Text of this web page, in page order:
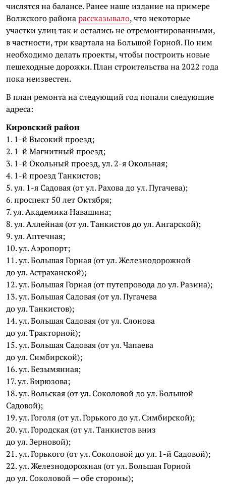
числятся на балансе. Ранее наше издание на примере
Волжского районарассказывало, что некоторые
участки улиц так и остались не отремонтированными,
в частности, три квартала на Большой Горной. По ним
необходимо делать проекты, чтобы построить новые
пешеходные дорожки. План строительства на 2022 года
пока неизвестен.
В план ремонта на следующий год попали следующие
адреса:
Кировский район
1. 1-й Высокий проезд;
2. 1-й Магнитный проезд;
3. 1-й Окольный проезд, ул. 2-я Окольная;
4. 1-й проезд Танкистов;
5. ул. 1-я Садовая (от ул. Рахова до ул. Пугачева);
6. проспект 50 лет Октября;
7. ул. Академика Навашина;
8. ул. Аллейная (от ул. Танкистов до ул. Ангарской);
9. ул. Аптечная;
10. ул. Аэропорт;
11. ул. Большая Горная (от ул. Железнодорожной
до ул. Астраханской);
12. ул. Большая Горная (от путепровода до ул. Разина);
13. ул. Большая Садовая (от ул. Пугачева
до ул. Танкистов);
14. ул. Большая Садовая (от ул. Слонова
до ул. Тракторной);
15. ул. Большая Садовая (от ул. Чапаева
до ул. Симбирской);
16. ул. Безымянная;
17. ул. Бирюзова;
18. ул. Вольская (от ул. Соколовой до ул. Большой
Садовой);
19. ул. Гоголя (от ул. Горького до ул. Симбирской);
20. ул. Городская (от ул. Танкистов вниз
до ул. Зерновой);
21. ул. Горького (от ул. Соколовой до ул. 1-й Садовой);
22. ул. Железнодорожная (от ул. Большая Горной
до ул. Соколовой — обе стороны);